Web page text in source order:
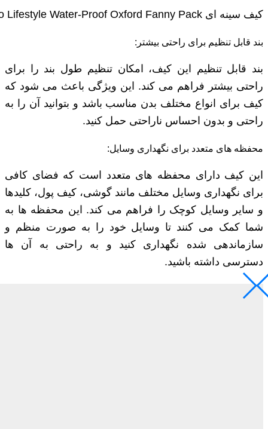
کیف سینه ای Porodo Lifestyle Water-Proof Oxford Fanny Pack
بند قابل تنظیم برای راحتی بیشتر:
بند قابل تنظیم این کیف، امکان تنظیم طول بند را برای
راحتی بیشتر فراهم می ‌کند. این ویژگی باعث می ‌شود که
کیف برای انواع مختلف بدن مناسب باشد و بتوانید آن را به
راحتی و بدون احساس ناراحتی حمل کنید.
محفظه ‌های متعدد برای نگهداری وسایل:
این کیف دارای محفظه ‌های متعدد است که فضای کافی
برای نگهداری وسایل مختلف مانند گوشی، کیف پول، کلیدها
و سایر وسایل کوچک را فراهم می ‌کند. این محفظه ‌ها به
شما کمک می‌ کنند تا وسایل خود را به صورت منظم و
سازماندهی شده نگهداری کنید و به راحتی به آن‌ ها
دسترسی داشته باشید.